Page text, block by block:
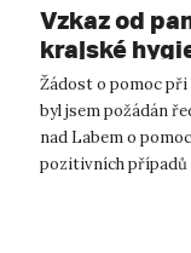
Vzkaz od
krajské
Žádost o pomoc
byl jsem požádán
nad Labem o
pozitivních případů